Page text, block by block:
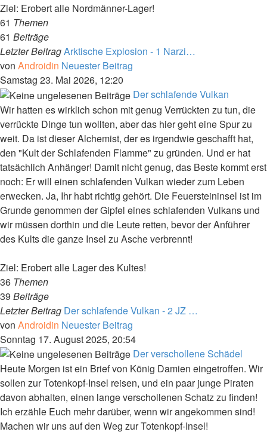
Ziel: Erobert alle Nordmänner-Lager!
61 Themen
61 Beiträge
Letzter BeitragArktische Explosion - 1 Narzi…
von Androidin Neuester Beitrag
Samstag 23. Mai 2026, 12:20
Der schlafende Vulkan
Wir hatten es wirklich schon mit genug Verrückten zu tun, die
verrückte Dinge tun wollten, aber das hier geht eine Spur zu
weit. Da ist dieser Alchemist, der es irgendwie geschafft hat,
den "Kult der Schlafenden Flamme" zu gründen. Und er hat
tatsächlich Anhänger! Damit nicht genug, das Beste kommt erst
noch: Er will einen schlafenden Vulkan wieder zum Leben
erwecken. Ja, Ihr habt richtig gehört. Die Feuersteininsel ist im
Grunde genommen der Gipfel eines schlafenden Vulkans und
wir müssen dorthin und die Leute retten, bevor der Anführer
des Kults die ganze Insel zu Asche verbrennt!
Ziel: Erobert alle Lager des Kultes!
36 Themen
39 Beiträge
Letzter Beitrag Der schlafende Vulkan - 2 JZ …
von Androidin Neuester Beitrag
Sonntag 17. August 2025, 20:54
Der verschollene Schädel
Heute Morgen ist ein Brief von König Damien eingetroffen. Wir
sollen zur Totenkopf-Insel reisen, und ein paar junge Piraten
davon abhalten, einen lange verschollenen Schatz zu finden!
Ich erzähle Euch mehr darüber, wenn wir angekommen sind!
Machen wir uns auf den Weg zur Totenkopf-Insel!